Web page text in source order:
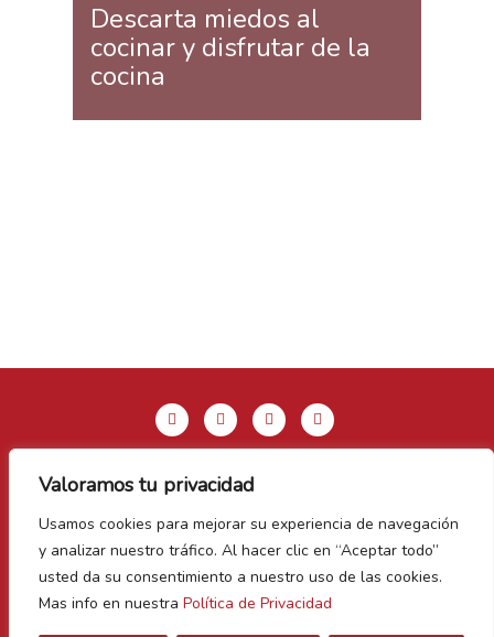
Valoramos tu privacidad
Usamos cookies para mejorar su experiencia de navegación
y analizar nuestro tráfico. Al hacer clic en “Aceptar todo”
usted da su consentimiento a nuestro uso de las cookies.
Mas info en nuestra Política de Privacidad
Descarta miedos al
cocinar y disfrutar de la
cocina
Aviso legal y Política de privacidad
Política de Cookies
Contacto